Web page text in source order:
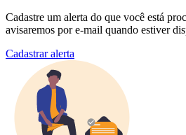
Cadastre um alerta do que você está
avisaremos por e-mail quando estiver
Cadastrar alerta